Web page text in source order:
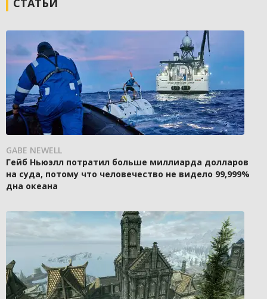
СТАТЬИ
GABE NEWELL
Гейб Ньюэлл потратил больше миллиарда долларов
на суда, потому что человечество не видело 99,999%
дна океана